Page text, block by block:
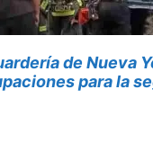
de Nueva
para la